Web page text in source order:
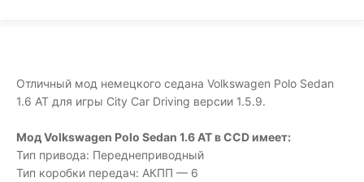
Отличный мод немецкого седана Volkswagen Polo Sedan
1.6 AT для игры City Car Driving версии 1.5.9.
Мод Volkswagen Polo Sedan 1.6 AT в CCD имеет:
Тип привода: Переднеприводный
Тип коробки передач: АКПП — 6